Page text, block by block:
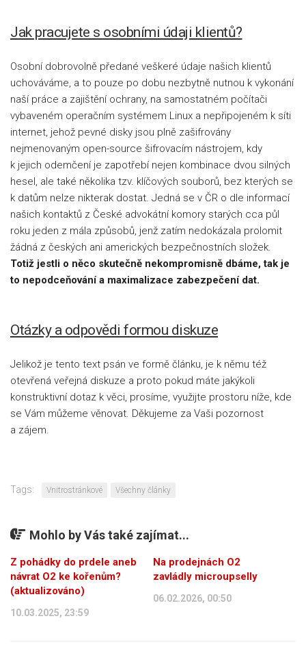
Jak pracujete s osobními údaji klientů?
Osobní dobrovolně předané veškeré údaje našich klientů
uchováváme, a to pouze po dobu nezbytně nutnou k vykonání
naší práce a zajištění ochrany, na samostatném počítači
vybaveném operačním systémem Linux a nepřipojeném k síti
internet, jehož pevné disky jsou plně zašifrovány
nejmenovaným open-source šifrovacím nástrojem, kdy
k jejich odemčení je zapotřebí nejen kombinace dvou silných
hesel, ale také několika tzv. klíčových souborů, bez kterých se
k datům nelze nikterak dostat. Jedná se v ČR o dle informací
našich kontaktů z České advokátní komory starých cca půl
roku jeden z mála způsobů, jenž zatím nedokázala prolomit
žádná z českých ani amerických bezpečnostních složek.
Totiž jestli o něco skutečně nekompromisně dbáme, tak je
to nepodceňování a maximalizace zabezpečení dat.
Otázky a odpovědi formou diskuze
Jelikož je tento text psán ve formě článku, je k němu též
otevřená veřejná diskuze a proto pokud máte jakýkoli
konstruktivní dotaz k věci, prosíme, využijte prostoru níže, kde
se Vám můžeme věnovat. Děkujeme za Vaši pozornost
a zájem.
Tags: Vnitrostránkové Všechny články
Mohlo by Vás také zajímat...
Z pohádky do prdele aneb
návrat O2 ke kořenům?
(aktualizováno)
10.03.2025, 23:59
Na prodejnách O2
zavládly microupselly
06.02.2026, 00:50